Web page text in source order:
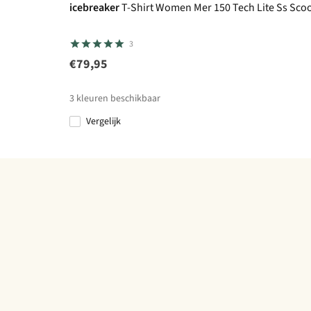
icebreakerT-Shirt Women Mer 150 Tech Lite Ss
3
€79,95
3 kleuren beschikbaar
%
Vergelijk